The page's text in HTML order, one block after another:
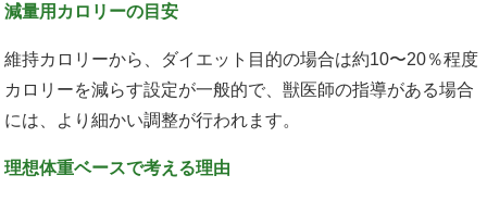
減量用カロリーの目安
維持カロリーから、ダイエット目的の場合は約10〜20％程度
カロリーを減らす設定が一般的で、獣医師の指導がある場合
には、より細かい調整が行われます。
理想体重ベースで考える理由